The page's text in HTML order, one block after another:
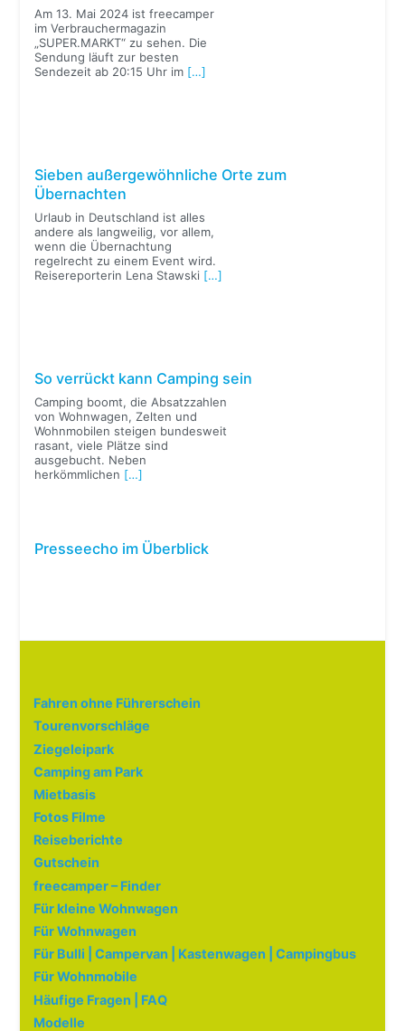
Am 13. Mai 2024 ist freecamper
im Verbrauchermagazin
„SUPER.MARKT“ zu sehen. Die
Sendung läuft zur besten
Sendezeit ab 20:15 Uhr im […]
Sieben außergewöhnliche Orte zum
Übernachten
Urlaub in Deutschland ist alles
andere als langweilig, vor allem,
wenn die Übernachtung
regelrecht zu einem Event wird.
Reisereporterin Lena Stawski […]
So verrückt kann Camping sein
Camping boomt, die Absatzzahlen
von Wohnwagen, Zelten und
Wohnmobilen steigen bundesweit
rasant, viele Plätze sind
ausgebucht. Neben
herkömmlichen […]
Presseecho im Überblick
Fahren ohne Führerschein
Tourenvorschläge
Ziegeleipark
Camping am Park
Mietbasis
Fotos Filme
Reiseberichte
Gutschein
freecamper – Finder
Für kleine Wohnwagen
Für Wohnwagen
Für Bulli | Campervan | Kastenwagen | Campingbus
Für Wohnmobile
Häufige Fragen | FAQ
Modelle